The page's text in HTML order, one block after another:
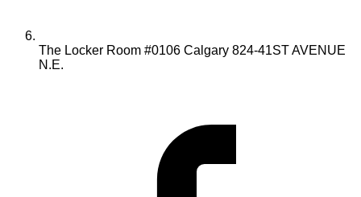
The Locker Room #0106 Calgary 824-41ST AVENUE
N.E.